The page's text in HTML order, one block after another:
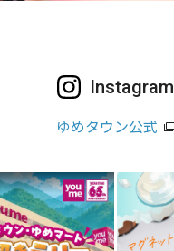
Instagram
ゆめタウン公式